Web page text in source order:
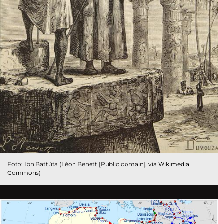
Foto: Ibn Battúta (Léon Benett [Public domain], via Wikimedia
Commons)